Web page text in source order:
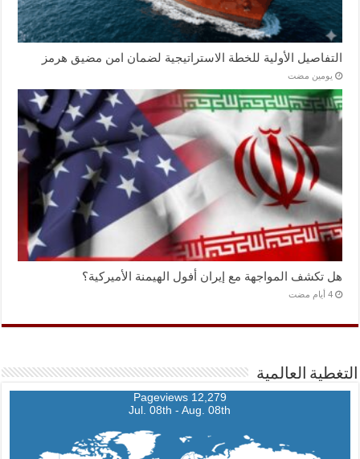
التفاصيل الأولية للخطة الاستراتيجية لضمان امن مضيق هرمز
‏يومين مضت
هل تكشف المواجهة مع إيران أفول الهيمنة الأميركية؟
‏4 أيام مضت
التغطية العالمية
12,279 Pageviews
Jul. 08th - Aug. 08th